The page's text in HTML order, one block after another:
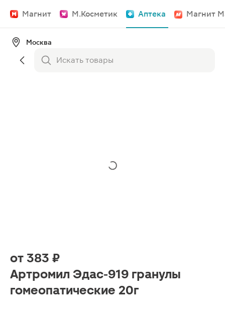
Магнит М.Косметик Аптека Магнит
Москва
от 383 ₽
Артромил Эдас-919 гранулы
гомеопатические 20г